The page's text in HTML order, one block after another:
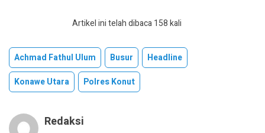
Artikel ini telah dibaca 158 kali
Achmad Fathul Ulum Busur
Headline
Konawe Utara
Polres Konut
Redaksi